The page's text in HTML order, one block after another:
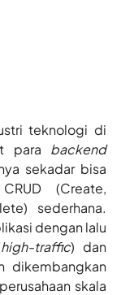
teknologi di
para backend
sekadar bisa
(Create,
sederhana.
dengan lalu
high-traffic) dan
dikembangkan
skala